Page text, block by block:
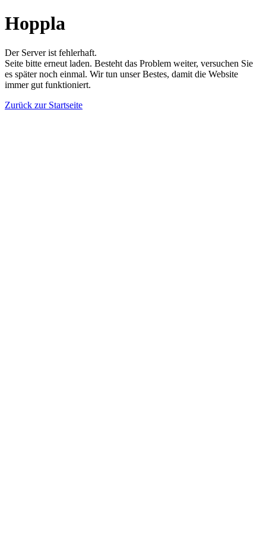
Hoppla
Der Server ist fehlerhaft.
Seite bitte erneut laden. Besteht das Problem weiter, versuchen Sie
es später noch einmal. Wir tun unser Bestes, damit die Website
immer gut funktioniert.
Zurück zur Startseite